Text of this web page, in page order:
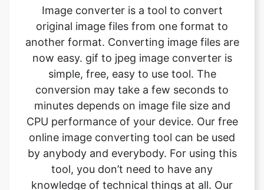
now easy. gif to jpeg image converter is
simple, free, easy to use tool. The
conversion may take a few seconds to
minutes depends on image file size and
CPU performance of your device. Our free
online image converting tool can be used
by anybody and everybody. For using this
tool, you don’t need to have any
knowledge of technical things at all. Our
image converter is completely free and
online. This tool is easy to use you just
have to upload the original file and you will